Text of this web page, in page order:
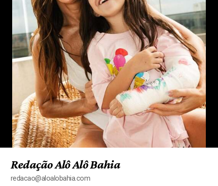
Redação Alô Alô Bahia
redacao@aloalobahia.com